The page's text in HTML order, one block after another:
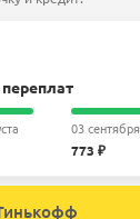
переплат
03 сентября
773 ₽